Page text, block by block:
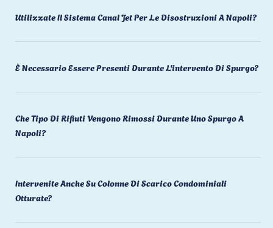
Utilizzate Il Sistema Canal Jet Per Le Disostruzioni A Napoli?
È Necessario Essere Presenti Durante L'intervento Di Spurgo?
Che Tipo Di Rifiuti Vengono Rimossi Durante Uno Spurgo A
Napoli?
Intervenite Anche Su Colonne Di Scarico Condominiali
Otturate?